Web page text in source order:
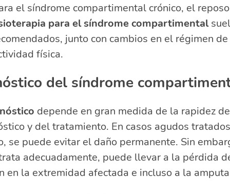
el síndrome compartimental crónico, el
para el síndrome compartimental
junto con cambios en el régimen de
física.
del síndrome
depende en gran medida de la rapidez
y del tratamiento. En casos agudos
se puede evitar el daño permanente. Sin
adecuadamente, puede llevar a la pérdida
en la extremidad afectada e incluso a la